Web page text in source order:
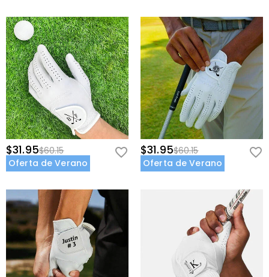
$31.95$60.15
Oferta de Verano
$31.95$60.15
Oferta de Verano